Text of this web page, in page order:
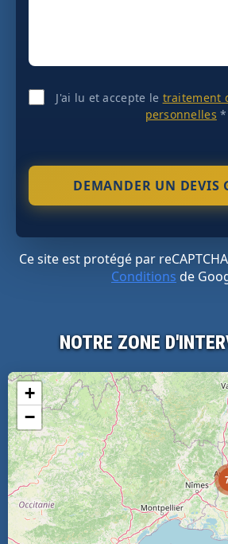
J'ai lu et accepte le traitement
personnelles *
Ce site est protégé par
Conditions de
NOTRE ZONE
+
−